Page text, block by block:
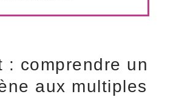
: comprendre un
aux multiples